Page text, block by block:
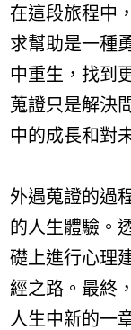
在這段旅程中
求幫助是一種
中重生，找到
蒐證只是解決
中的成長和對
外遇蒐證的過
的人生體驗。
礎上進行心理
經之路。最終
人生中新的一